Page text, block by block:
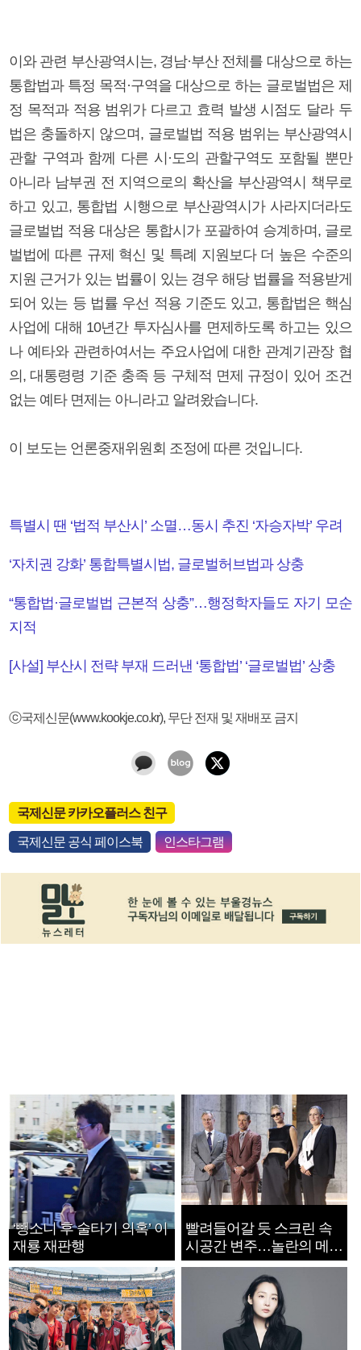
이와 관련 부산광역시는, 경남·부산 전체를 대상으로 하는
통합법과 특정 목적·구역을 대상으로 하는 글로벌법은 제
정 목적과 적용 범위가 다르고 효력 발생 시점도 달라 두
법은 충돌하지 않으며, 글로벌법 적용 범위는 부산광역시
관할 구역과 함께 다른 시·도의 관할구역도 포함될 뿐만
아니라 남부권 전 지역으로의 확산을 부산광역시 책무로
하고 있고, 통합법 시행으로 부산광역시가 사라지더라도
글로벌법 적용 대상은 통합시가 포괄하여 승계하며, 글로
벌법에 따른 규제 혁신 및 특례 지원보다 더 높은 수준의
지원 근거가 있는 법률이 있는 경우 해당 법률을 적용받게
되어 있는 등 법률 우선 적용 기준도 있고, 통합법은 핵심
사업에 대해 10년간 투자심사를 면제하도록 하고는 있으
나 예타와 관련하여서는 주요사업에 대한 관계기관장 협
의, 대통령령 기준 충족 등 구체적 면제 규정이 있어 조건
없는 예타 면제는 아니라고 알려왔습니다.
이 보도는 언론중재위원회 조정에 따른 것입니다.
특별시 땐 ‘법적 부산시’ 소멸…동시 추진 ‘자승자박’ 우려
‘자치권 강화’ 통합특별시법, 글로벌허브법과 상충
“통합법·글로벌법 근본적 상충”…행정학자들도 자기 모순
지적
[사설] 부산시 전략 부재 드러낸 ‘통합법’ ‘글로벌법’ 상충
ⓒ국제신문(www.kookje.co.kr), 무단 전재 및 재배포 금지
국제신문 카카오플러스 친구
국제신문 공식 페이스북 인스타그램
‘뺑소니 후 술타기 의혹’ 이
재룡 재판행
빨려들어갈 듯 스크린 속
시공간 변주…놀란의 메시
지는 ‘전쟁 속죄’